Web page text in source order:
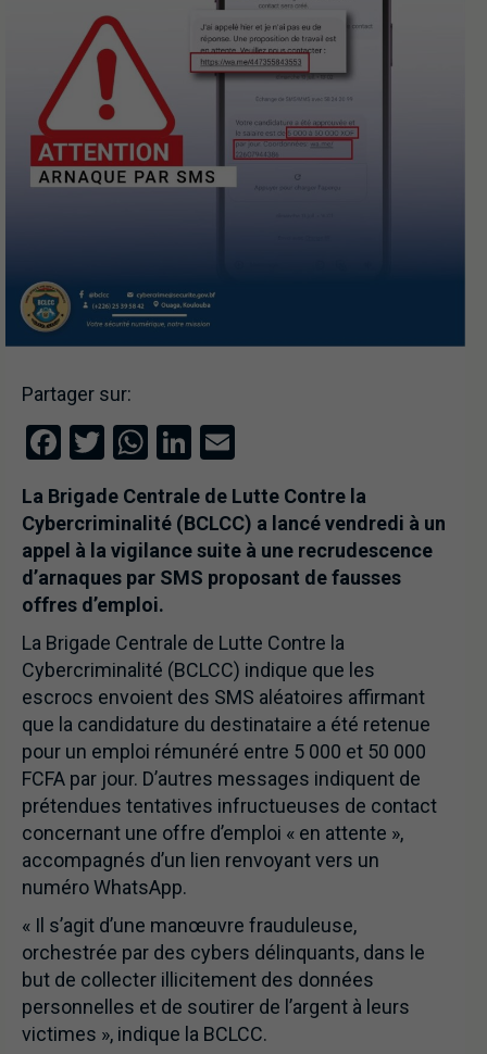
Partager sur:
Facebook
TwitterWhatsApp
LinkedIn
La Brigade Centrale de Lutte Contre la
Cybercriminalité (BCLCC) a lancé vendredi à un
appel à la vigilance suite à une recrudescence
d’arnaques par SMS proposant de fausses
offres d’emploi.
La Brigade Centrale de Lutte Contre la
Cybercriminalité (BCLCC) indique que les
escrocs envoient des SMS aléatoires affirmant
que la candidature du destinataire a été retenue
pour un emploi rémunéré entre 5 000 et 50 000
FCFA par jour. D’autres messages indiquent de
prétendues tentatives infructueuses de contact
concernant une offre d’emploi « en attente »,
accompagnés d’un lien renvoyant vers un
numéro WhatsApp.
« Il s’agit d’une manœuvre frauduleuse,
orchestrée par des cybers délinquants, dans le
but de collecter illicitement des données
personnelles et de soutirer de l’argent à leurs
victimes », indique la BCLCC.